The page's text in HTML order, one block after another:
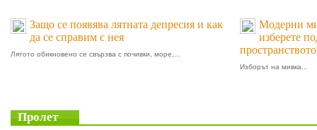
Защо се появява лятната депресия и как
да се справим с нея
Лятото обикновено се свързва с почивки, море,...
Модерни
изберете
Изборът на мивка...
Пролет